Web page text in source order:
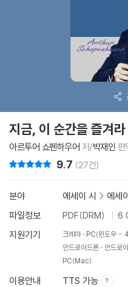
지금, 이 순간을 즐겨라
아르투어 쇼펜하우어 저/박재인 편
일
9.7 (27건)
분야 에세이 시 > 에세
파일정보
PDF(DRM)
지원기기
크레마 PC(윈도우 -
안드로이드폰
안드로
PC(Mac)
이용안내 TTS 가능